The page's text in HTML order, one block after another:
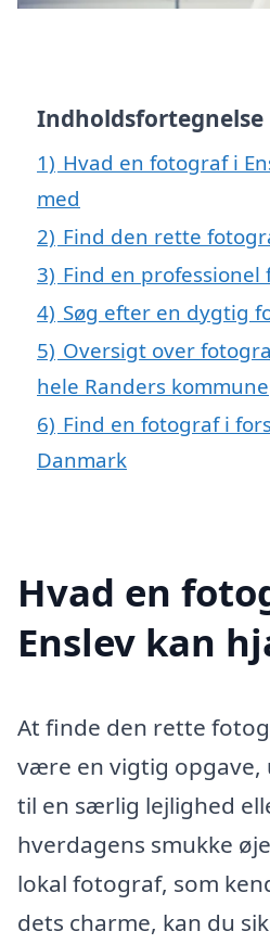
Indholdsfortegnelse
1) Hvad en fotograf i
med
2) Find den rette
3) Find en professionel
4) Søg efter en dygtig
5) Oversigt over
hele Randers kommune
6) Find en fotograf i
Danmark
Hvad en
Enslev kan
At finde den rette
være en vigtig opgave,
til en særlig lejlighed
hverdagens smukke
lokal fotograf, som
dets charme, kan du